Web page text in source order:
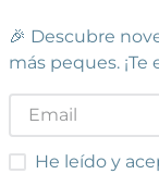
🎉 Descubre
más peques. ¡Te
He leído y
He leído y